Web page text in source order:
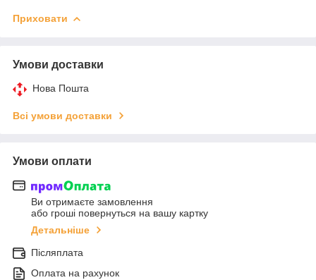
Приховати
Умови доставки
Нова Пошта
Всі умови доставки
Умови оплати
Ви отримаєте замовлення
або гроші повернуться на вашу картку
Детальніше
Післяплата
Оплата на рахунок